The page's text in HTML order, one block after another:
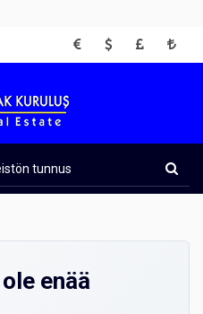
EUR USD GBP TRY
enää